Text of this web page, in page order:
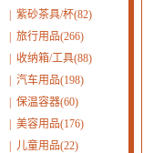
紫砂茶具/杯(82)
旅行用品(266)
收纳箱/工具(88)
汽车用品(198)
保温容器(60)
美容用品(176)
儿童用品(22)